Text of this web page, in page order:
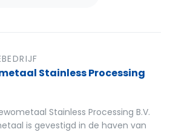
Stainless Processing
Stainless Processing B.V.
is gevestigd in de haven van